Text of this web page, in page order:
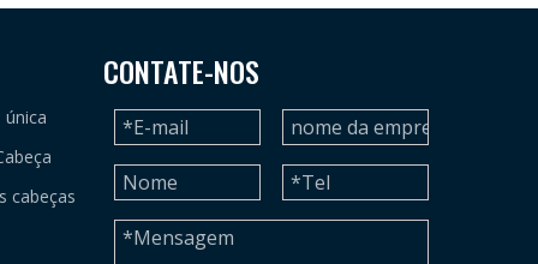
cabeças
CONTATE-NOS